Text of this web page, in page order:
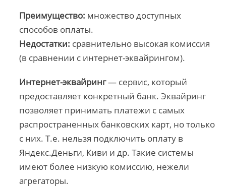
Преимущество: множество доступных
способов оплаты.
Недостатки: сравнительно высокая комиссия
(в сравнении с интернет-эквайрингом).
Интернет-эквайринг— сервис, который
предоставляет конкретный банк. Эквайринг
позволяет принимать платежи с самых
распространенных банковских карт, но только
с них. Т.е. нельзя подключить оплату в
Яндекс.Деньги, Киви и др. Такие системы
имеют более низкую комиссию, нежели
агрегаторы.